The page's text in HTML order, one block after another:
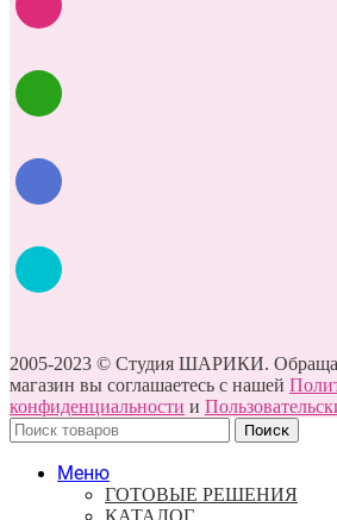
2005-2023 © Студия ШАРИКИ.
магазин вы соглашаетесь с нашей
конфиденциальности и
Поиск
Меню
ГОТОВЫЕ РЕШЕНИЯ
КАТАЛОГ